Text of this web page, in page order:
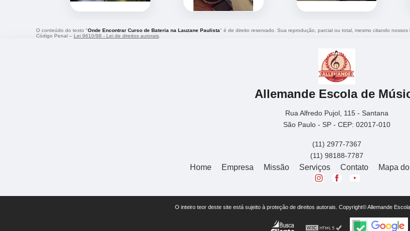
O conteúdo do texto "Onde Encontrar Curso de Bateria na Lauzane Paulista" é de direito reservado. Sua reprodução, parcial ou total, mesmo citando
Código Penal – Lei 9610/98 - Lei de direitos autorais.
Allemande Escola de
Rua Alfredo Pujol, 115 - Santana
São Paulo - SP - CEP: 02017-010
(11) 2977-7367
(11) 98188-7787
Home Empresa Missão Serviços Contato Mapa
O inteiro teor deste site está sujeito à proteção de direitos autorais. Copyright© Allemande